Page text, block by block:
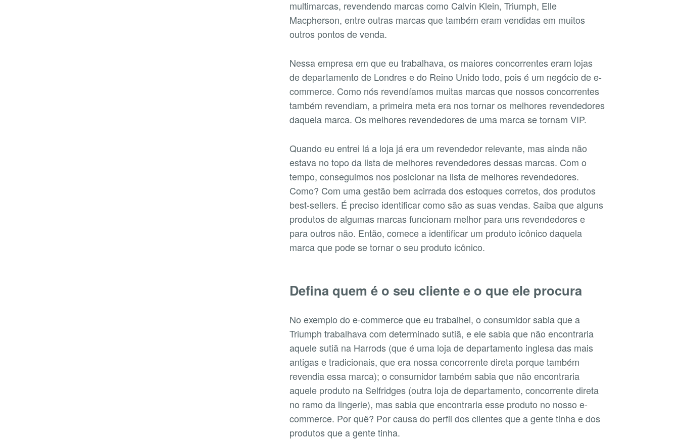
multimarcas, revendendo marcas como Calvin Klein, Triumph, Elle
Macpherson, entre outras marcas que também eram vendidas em muitos
outros pontos de venda.
Nessa empresa em que eu trabalhava, os maiores concorrentes eram lojas
de departamento de Londres e do Reino Unido todo, pois é um negócio de e-
commerce. Como nós revendíamos muitas marcas que nossos concorrentes
também revendiam, a primeira meta era nos tornar os melhores revendedores
daquela marca. Os melhores revendedores de uma marca se tornam VIP.
Quando eu entrei lá a loja já era um revendedor relevante, mas ainda não
estava no topo da lista de melhores revendedores dessas marcas. Com o
tempo, conseguimos nos posicionar na lista de melhores revendedores.
Como? Com uma gestão bem acirrada dos estoques corretos, dos produtos
best-sellers. É preciso identificar como são as suas vendas. Saiba que alguns
produtos de algumas marcas funcionam melhor para uns revendedores e
para outros não. Então, comece a identificar um produto icônico daquela
marca que pode se tornar o seu produto icônico.
Defina quem é o seu cliente e o que ele procura
No exemplo do e-commerce que eu trabalhei, o consumidor sabia que a
Triumph trabalhava com determinado sutiã, e ele sabia que não encontraria
aquele sutiã na Harrods (que é uma loja de departamento inglesa das mais
antigas e tradicionais, que era nossa concorrente direta porque também
revendia essa marca); o consumidor também sabia que não encontraria
aquele produto na Selfridges (outra loja de departamento, concorrente direta
no ramo da lingerie), mas sabia que encontraria esse produto no nosso e-
commerce. Por quê? Por causa do perfil dos clientes que a gente tinha e dos
produtos que a gente tinha.